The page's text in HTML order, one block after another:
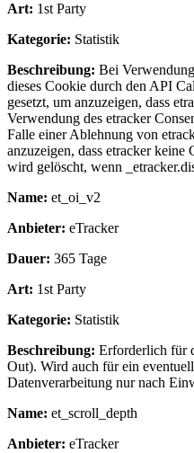
Art: 1st Party
Kategorie: Statistik
Beschreibung: Bei
dieses Cookie durch den API
gesetzt, um anzuzeigen, dass
Verwendung des etracker
Falle einer Ablehnung von
anzuzeigen, dass etracker
wird gelöscht, wenn
Name: et_oi_v2
Anbieter: eTracker
Dauer: 365 Tage
Art: 1st Party
Kategorie: Statistik
Beschreibung: Erforderlich für
Out). Wird auch für ein
Datenverarbeitung nur nach
Name: et_scroll_depth
Anbieter: eTracker